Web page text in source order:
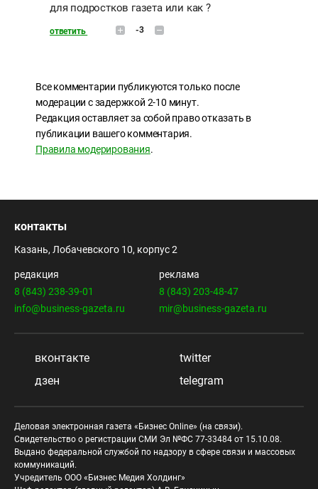
для подростков газета или как ?
ответить -3
Все комментарии публикуются только после
модерации с задержкой 2-10 минут.
Редакция оставляет за собой право отказать в
публикации вашего комментария.
Правила модерирования.
контакты
Казань, Лобачевского 10, корпус 2
редакция
8 (843) 238-39-01
info@business-gazeta.ru
реклама
8 (843) 203-48-47
mir@business-gazeta.ru
вконтакте
twitter
дзен
telegram
Деловая электронная газета «Бизнес Online» (на связи).
Свидетельство о регистрации СМИ Эл №ФС 77-33484 от 15.10.08.
Выдано федеральной службой по надзору в сфере связи и массовых
коммуникаций.
Учредитель ООО «Бизнес Медия Холдинг»